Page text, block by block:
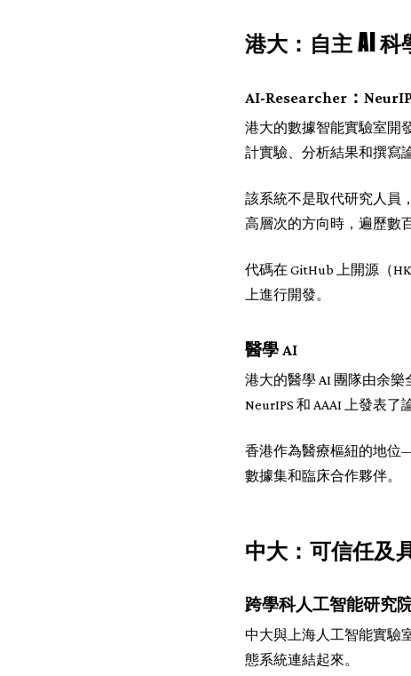
港大：自主 AI 科
AI-Researcher：
港大的數據智能實驗室開
計實驗、分析結果和撰寫
該系統不是取代研究人員
高層次的方向時，遍歷數
代碼在 GitHub 上開源（
上進行開發。
醫學 AI
港大的醫學 AI 團隊由余樂
NeurIPS 和 AAAI 上發表
香港作為醫療樞紐的地
數據集和臨床合作夥伴。
中大：可信任及
跨學科人工智能研究
中大與上海人工智能實驗
態系統連結起來。